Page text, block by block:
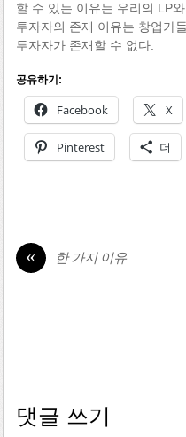
할 수 있는 이유는 우리의 LP
투자자의 존재 이유는 창업가
투자자가 존재할 수 없다.
공유하기:
Facebook X
Pinterest 더
« 한 가지 이유
댓글 쓰기